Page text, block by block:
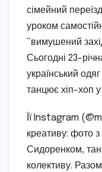
сімейний
уроком
“вимушений
Сьогодні 23-
український
танцює хіп-хоп
Її Instagram
креативу: фото
Сидоренком,
колективу.